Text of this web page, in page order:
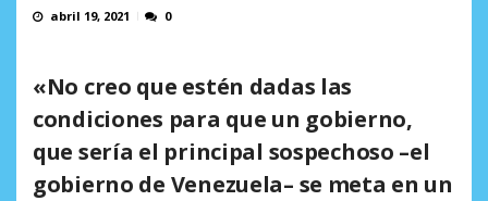
abril 19, 2021 0
«No creo que estén dadas las
condiciones para que un gobierno,
que sería el principal sospechoso –el
gobierno de Venezuela– se meta en un